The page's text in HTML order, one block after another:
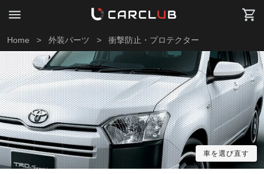
Home > 外装パーツ > 衝撃防止・プロテクター
車を選び直す